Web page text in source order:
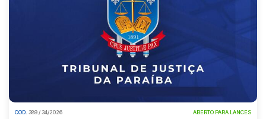
COD. 389 / 34/2026 ABERTO PARA LANCES